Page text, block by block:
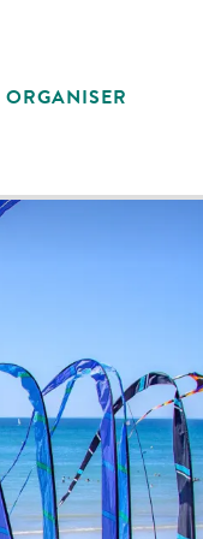
ORGANISER